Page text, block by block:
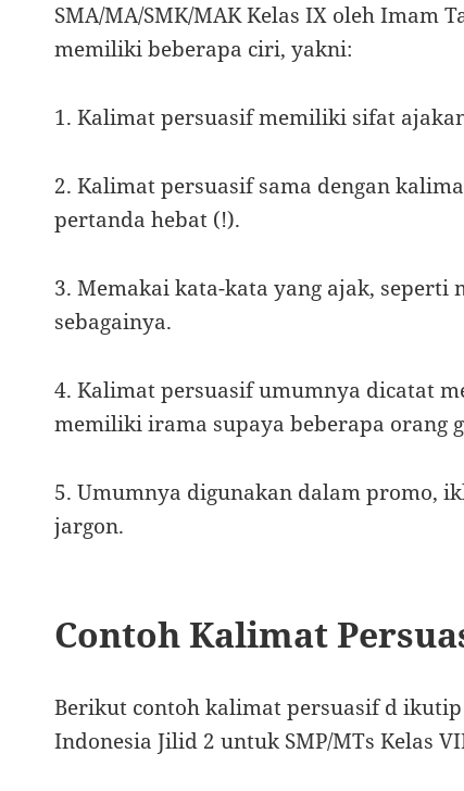
SMA/MA/SMK/MAK Kelas IX oleh Imam
memiliki beberapa ciri, yakni:
1. Kalimat persuasif memiliki sifat
2. Kalimat persuasif sama dengan
pertanda hebat (!).
3. Memakai kata-kata yang ajak, seperti
sebagainya.
4. Kalimat persuasif umumnya dicatat
memiliki irama supaya beberapa orang
5. Umumnya digunakan dalam promo,
jargon.
Contoh Kalimat
Berikut contoh kalimat persuasif d
Indonesia Jilid 2 untuk SMP/MTs Kelas